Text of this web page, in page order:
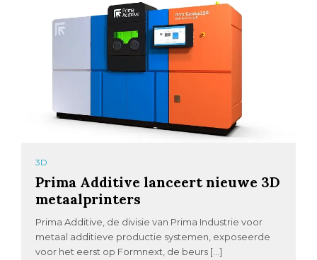
3D
Prima Additive lanceert nieuwe 3D
metaalprinters
Prima Additive, de divisie van Prima Industrie voor
metaal additieve productie systemen, exposeerde
voor het eerst op Formnext, de beurs […]